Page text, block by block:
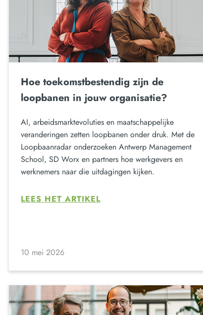
Hoe toekomstbestendig zijn de
loopbanen in jouw organisatie?
AI, arbeidsmarktevoluties en maatschappelijke
veranderingen zetten loopbanen onder druk. Met de
Loopbaanradar onderzoeken Antwerp Management
School, SD Worx en partners hoe werkgevers en
werknemers naar die uitdagingen kijken.
LEES HET ARTIKEL
10 mei 2026